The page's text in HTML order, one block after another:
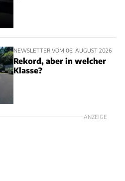
NEWSLETTER VOM 06. AUGUST 2026
Rekord, aber in welcher
Klasse?
ANZEIGE